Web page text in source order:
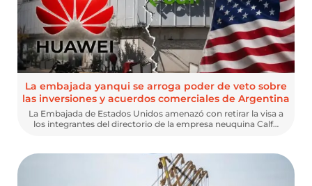
La embajada yanqui se arroga poder de veto sobre
las inversiones y acuerdos comerciales de Argentina
La Embajada de Estados Unidos amenazó con retirar la visa a
los integrantes del directorio de la empresa neuquina Calf…